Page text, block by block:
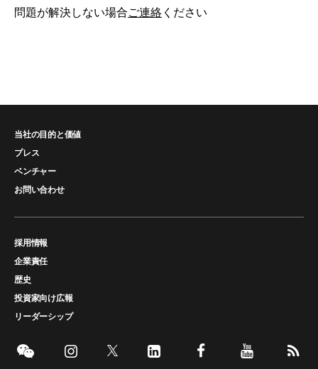
問題が解決しない場合ご連絡 ください
当社の目的と価値
プレス
ベンチャー
お問い合わせ
採用情報
企業責任
歴史
投資家向け広報
リーダーシップ